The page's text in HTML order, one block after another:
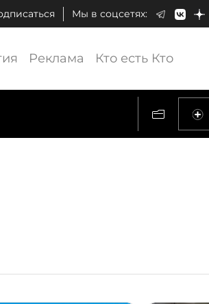
Мы в соцсетях:
Реклама Кто есть Кто